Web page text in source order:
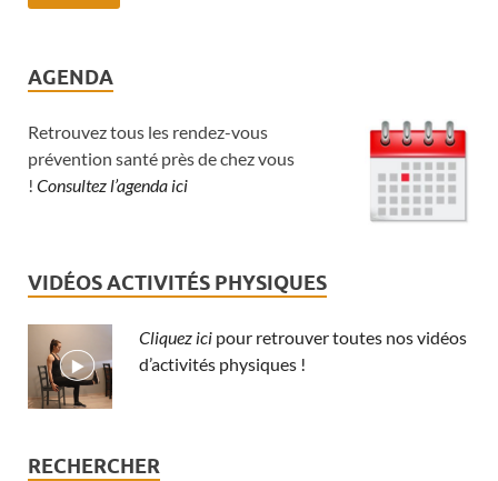
AGENDA
Retrouvez tous les rendez-vous
prévention santé près de chez vous
! Consultez l’agenda ici
VIDÉOS ACTIVITÉS PHYSIQUES
Cliquez ici pour retrouver toutes nos vidéos
d’activités physiques !
RECHERCHER